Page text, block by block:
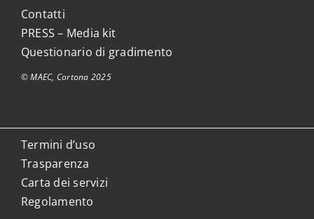
Contatti
PRESS – Media kit
Questionario di gradimento
© MAEC, Cortona 2025
Termini d’uso
Trasparenza
Carta dei servizi
Regolamento